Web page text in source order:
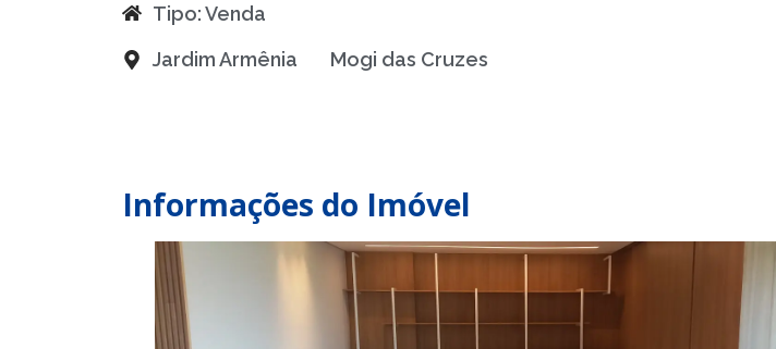
Tipo:Venda
Jardim Armênia Mogi das Cruzes
Informações do Imóvel